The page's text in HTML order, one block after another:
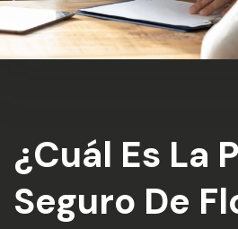
¿Cuál Es La
Seguro De